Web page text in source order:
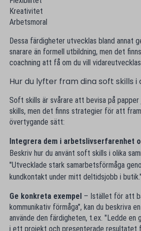
Kreativitet
Arbetsmoral
Dessa färdigheter utvecklas bland annat
snarare än formell utbildning, men det
coachning att få om du vill
Hur du lyfter fram dina soft skills i
Soft skills är svårare att bevisa på
skills, men det finns strategier för att
övertygande sätt:
Integrera dem i arbetslivserfarenhet
Beskriv hur du använt soft skills i olika
"Utvecklade stark samarbetsförmåga
kundkontakt under mitt deltidsjobb i butik."
Ge konkreta exempel– Istället för att
kommunikativ förmåga", kan du beskriva
använde den färdigheten, t.ex. "Ledde en
i ett projekt och presenterade resultatet